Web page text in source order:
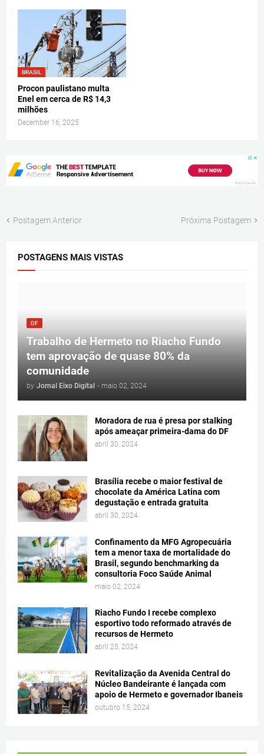
BRASIL
Procon paulistano multa
Enel em cerca de R$ 14,3
milhões
December 16, 2025
Postagem Anterior Próxima Postagem
POSTAGENS MAIS VISTAS
DF
Trabalho de Hermeto no Riacho Fundo
tem aprovação de quase 80% da
comunidade
by Jornal Eixo Digital - maio 02, 2024
Moradora de rua é presa por stalking
após ameaçar primeira-dama do DF
abril 30, 2024
Brasília recebe o maior festival de
chocolate da América Latina com
degustação e entrada gratuita
abril 30, 2024
Confinamento da MFG Agropecuária
tem a menor taxa de mortalidade do
Brasil, segundo benchmarking da
consultoria Foco Saúde Animal
maio 02, 2024
Riacho Fundo I recebe complexo
esportivo todo reformado através de
recursos de Hermeto
abril 25, 2024
Revitalização da Avenida Central do
Núcleo Bandeirante é lançada com
apoio de Hermeto e governador Ibaneis
outubro 15, 2024